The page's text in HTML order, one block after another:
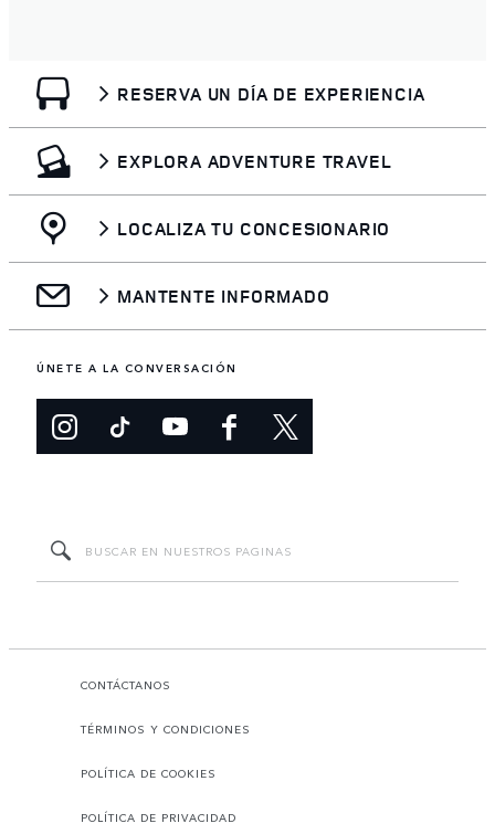
RESERVA UN DÍA DE EXPERIENCIA
EXPLORA ADVENTURE TRAVEL
LOCALIZA TU CONCESIONARIO
MANTENTE INFORMADO
ÚNETE A LA CONVERSACIÓN
CONTÁCTANOS
TÉRMINOS Y CONDICIONES
POLÍTICA DE COOKIES
POLÍTICA DE PRIVACIDAD